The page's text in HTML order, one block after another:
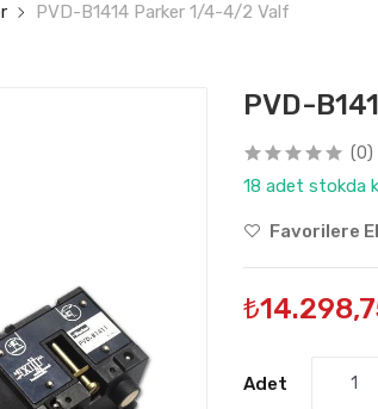
PVD-B1414 Parker 1/4-4/2 Valf
PVD-
(0)
18 adet stokda
Favorilere
Adet